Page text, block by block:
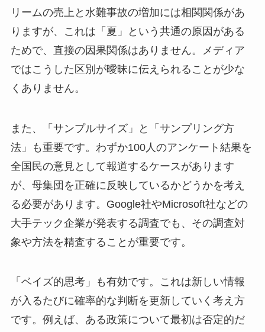
リームの売上と水難事故の増加には相関関係があ
りますが、これは「夏」という共通の原因がある
ためで、直接の因果関係はありません。メディア
ではこうした区別が曖昧に伝えられることが少な
くありません。
また、「サンプルサイズ」と「サンプリング方
法」も重要です。わずか100人のアンケート結果を
全国民の意見として報道するケースがあります
が、母集団を正確に反映しているかどうかを考え
る必要があります。Google社やMicrosoft社などの
大手テック企業が発表する調査でも、その調査対
象や方法を精査することが重要です。
「ベイズ的思考」も有効です。これは新しい情報
が入るたびに確率的な判断を更新していく考え方
です。例えば、ある政策について最初は否定的だ